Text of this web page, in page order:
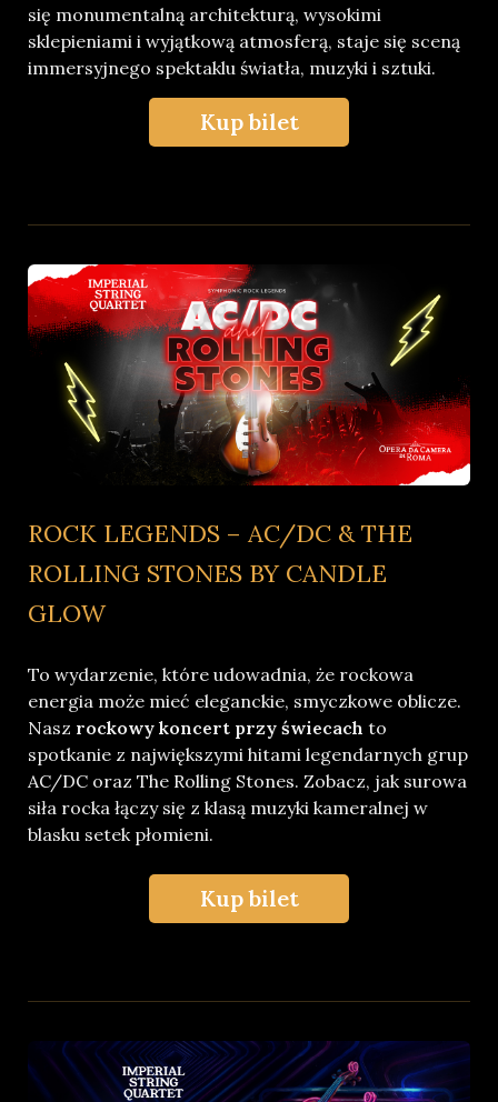
się monumentalną architekturą, wysokimi
sklepieniami i wyjątkową atmosferą, staje się sceną
immersyjnego spektaklu światła, muzyki i sztuki.
Kup bilet
ROCK LEGENDS – AC/DC & THE
ROLLING STONES BY CANDLE
GLOW
To wydarzenie, które udowadnia, że rockowa
energia może mieć eleganckie, smyczkowe oblicze.
Nasz rockowy koncert przy świecach to
spotkanie z największymi hitami legendarnych grup
AC/DC oraz The Rolling Stones. Zobacz, jak surowa
siła rocka łączy się z klasą muzyki kameralnej w
blasku setek płomieni.
Kup bilet